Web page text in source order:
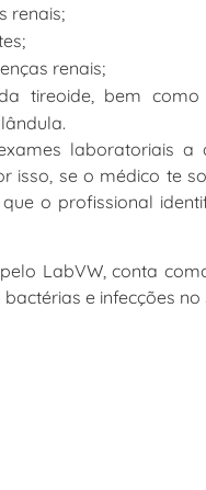
renais;
renais;
tireoide, bem
laboratoriais a
isso, se o médico te
o profissional
LabVW, conta
e infecções no